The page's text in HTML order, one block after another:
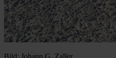
Bild: Johann G. Zaller